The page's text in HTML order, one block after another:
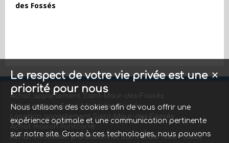
des Fossés
Achat appartement Saint-Maur-des-Fossés
Achat maison Saint-Maur-des-Fossés
Location appartement Saint-Maur-des-Fossés
Achat maison Pontcarré
Achat immobilier professionnel Saint-Maur-des-Fossés
✕
Le respect de votre vie privée est une
priorité pour nous
Nous utilisons des cookies afin de vous offrir une
expérience optimale et une communication pertinente
sur notre site. Grace à ces technologies, nous pouvons